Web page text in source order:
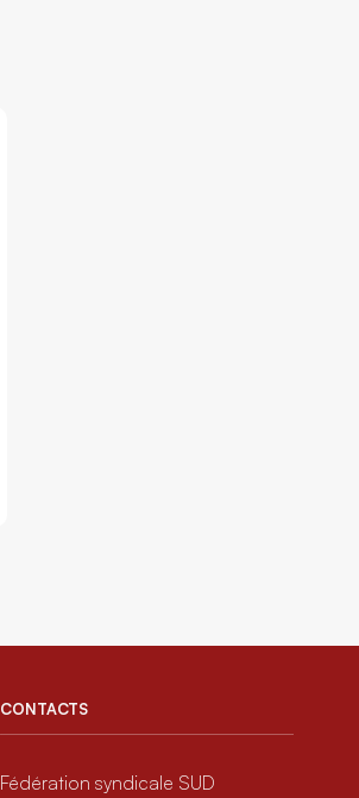
CONTACTS
Fédération syndicale SUD